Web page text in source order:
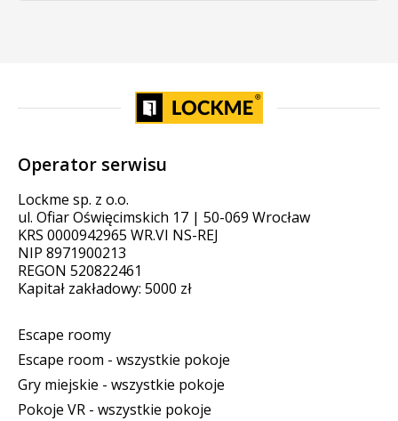
Operator serwisu
Lockme sp. z o.o.
ul. Ofiar Oświęcimskich 17 | 50-069 Wrocław
KRS 0000942965 WR.VI NS-REJ
NIP 8971900213
REGON 520822461
Kapitał zakładowy: 5000 zł
Escape roomy
Escape room - wszystkie pokoje
Gry miejskie - wszystkie pokoje
Pokoje VR - wszystkie pokoje